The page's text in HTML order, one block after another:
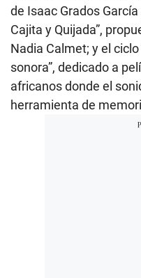
de Isaac Grados
Cajita y Quijada”,
Nadia Calmet; y el
sonora”, dedicado a
africanos donde el
herramienta de